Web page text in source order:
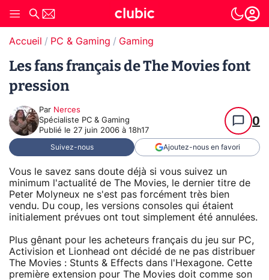
Accueil PC & Gaming Gaming
Les fans français de The Movies font
pression
Par Nerces
Spécialiste PC & Gaming
Publié le 27 juin 2006 à 18h17
0
Suivez-nous Ajoutez-nous en favori
Vous le savez sans doute déjà si vous suivez un
minimum l'actualité de The Movies, le dernier titre de
Peter Molyneux ne s'est pas forcément très bien
vendu. Du coup, les versions consoles qui étaient
initialement prévues ont tout simplement été annulées.
Plus gênant pour les acheteurs français du jeu sur PC,
Activision et Lionhead ont décidé de ne pas distribuer
The Movies : Stunts & Effects dans l'Hexagone. Cette
première extension pour The Movies doit comme son